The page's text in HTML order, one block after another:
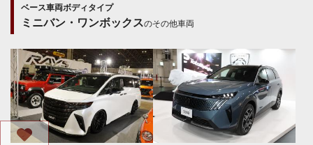
ベース車両ボディタイプ
ミニバン・ワンボックスのその他車両